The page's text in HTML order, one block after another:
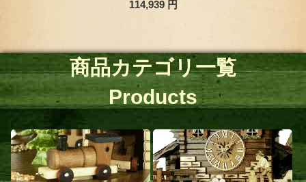
商品カテゴリ一覧
Products